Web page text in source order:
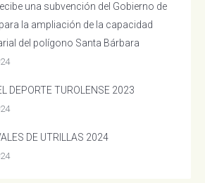
una subvención del Gobierno de
la ampliación de la capacidad
del polígono Santa Bárbara
DEPORTE TUROLENSE 2023
DE UTRILLAS 2024